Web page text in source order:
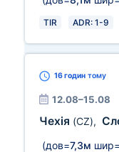
TIR ADR: 1-9
16 годин тому
12.08–15.08
Чехія (CZ),
(дов=7,3м шир=